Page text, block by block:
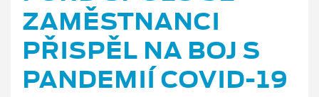
ZAMĚSTNANCI
PŘISPĚL NA BOJ S
PANDEMIÍ COVID-19